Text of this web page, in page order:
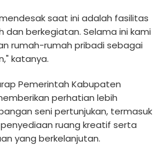
saat ini adalah fasilitas
dan berkegiatan. Selama ini kami
rumah-rumah pribadi sebagai
katanya.
Pemerintah Kabupaten
perhatian lebih
seni pertunjukan, termasuk
ruang kreatif serta
yang berkelanjutan.